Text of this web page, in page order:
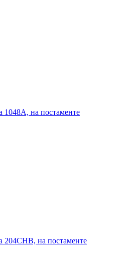
1048A, на постаменте
204СHB, на постаменте